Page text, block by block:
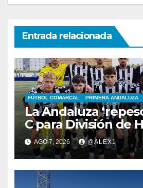
Entrada relacionada
FÚTBOL COMARCAL PRIMERA ANDALUZA
La Andaluza
C para División de
ofrece su plaza en
filial de la RB
AGO 7, 2026 @ALEX1